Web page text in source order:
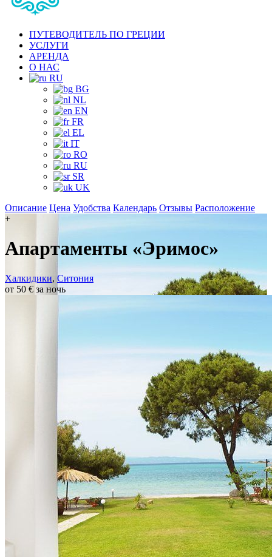
ПУТЕВОДИТЕЛЬ ПО ГРЕЦИИ
УСЛУГИ
АРЕНДА
О НАС
RU
BG
NL
EN
FR
EL
IT
RO
RU
SR
UK
Описание Цена Удобства Календарь Отзывы Расположение
+
Апартаменты «Эримос»
Халкидики, Ситония
от 50 € за ночь